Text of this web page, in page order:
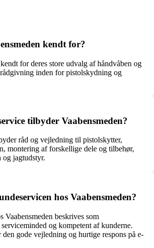
kendt for?
for deres store udvalg af håndvåben og
inden for pistolskydning og
tilbyder Vaabensmeden?
råd og vejledning til pistolskytter,
montering af forskellige dele og tilbehør,
og jagtudstyr.
hos Vaabensmeden?
Vaabensmeden beskrives som
og kompetent af kunderne.
gode vejledning og hurtige respons på e-